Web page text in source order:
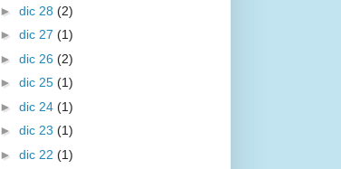
► dic 28 (2)
► dic 27 (1)
► dic 26 (2)
► dic 25 (1)
► dic 24 (1)
► dic 23 (1)
► dic 22 (1)